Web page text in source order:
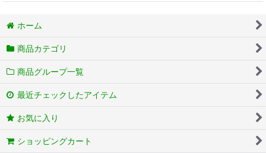
ホーム
商品カテゴリ
商品グループ一覧
最近チェックしたアイテム
お気に入り
ショッピングカート